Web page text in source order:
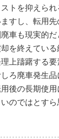
トを抑えら
すし、転用
車も現実的だ
を終えてい
上躊躇する
ろ廃車発生
後の長期使
のではとすら